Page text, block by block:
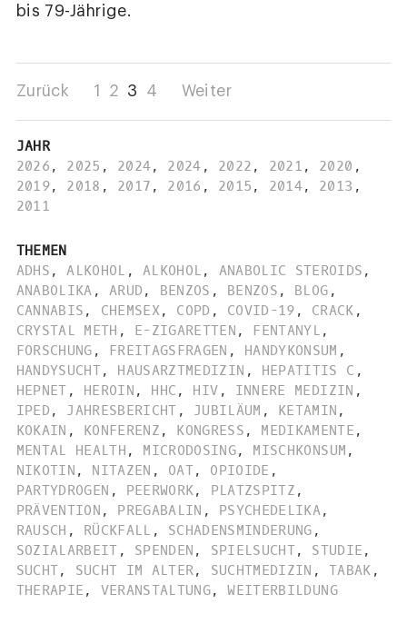
bis 79-Jährige.
Zurück 1 2 3 4 Weiter
JAHR
2026 , 2025 , 2024, 2024 , 2022 , 2021 , 2020 ,
2019, 2018 , 2017 , 2016 , 2015 , 2014, 2013 ,
2011
THEMEN
ADHS , ALKOHOL , ALKOHOL , ANABOLIC STEROIDS ,
ANABOLIKA , ARUD , BENZOS , BENZOS , BLOG ,
CANNABIS , CHEMSEX , COPD , COVID-19 , CRACK ,
CRYSTAL METH , E-ZIGARETTEN , FENTANYL ,
FORSCHUNG , FREITAGSFRAGEN , HANDYKONSUM ,
HANDYSUCHT, HAUSARZTMEDIZIN , HEPATITIS C ,
HEPNET , HEROIN , HHC , HIV , INNERE MEDIZIN ,
IPED , JAHRESBERICHT , JUBILÄUM , KETAMIN ,
KOKAIN , KONFERENZ , KONGRESS , MEDIKAMENTE ,
MENTAL HEALTH , MICRODOSING, MISCHKONSUM ,
NIKOTIN , NITAZEN , OAT, OPIOIDE ,
PARTYDROGEN , PEERWORK, PLATZSPITZ ,
PRÄVENTION , PREGABALIN , PSYCHEDELIKA,
RAUSCH , RÜCKFALL , SCHADENSMINDERUNG ,
SOZIALARBEIT , SPENDEN , SPIELSUCHT, STUDIE ,
SUCHT, SUCHT IM ALTER, SUCHTMEDIZIN , TABAK ,
THERAPIE , VERANSTALTUNG, WEITERBILDUNG